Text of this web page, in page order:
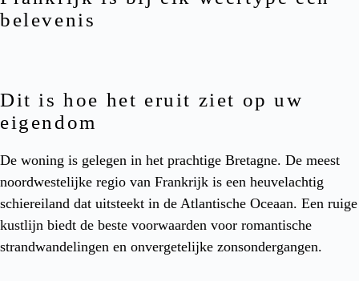
belevenis
Dit is hoe het eruit ziet op uw
eigendom
De woning is gelegen in het prachtige Bretagne. De meest
noordwestelijke regio van Frankrijk is een heuvelachtig
schiereiland dat uitsteekt in de Atlantische Oceaan. Een ruige
kustlijn biedt de beste voorwaarden voor romantische
strandwandelingen en onvergetelijke zonsondergangen.